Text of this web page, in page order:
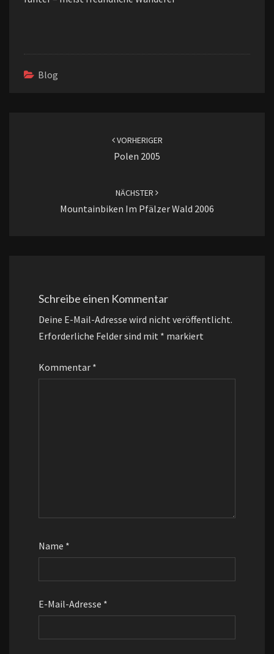
Blog
VORHERIGER
Polen 2005
NÄCHSTER
Mountainbiken Im Pfälzer Wald 2006
Schreibe einen Kommentar
Deine E-Mail-Adresse wird nicht veröffentlicht.
Erforderliche Felder sind mit * markiert
Kommentar *
Name *
E-Mail-Adresse *